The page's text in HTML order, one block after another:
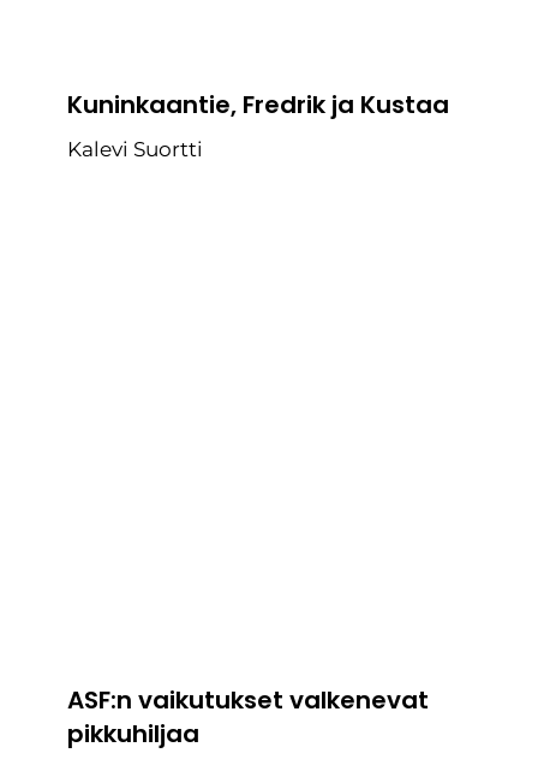
Kuninkaantie, Fredrik ja Kustaa
Kalevi Suortti
ASF:n vaikutukset valkenevat
pikkuhiljaa